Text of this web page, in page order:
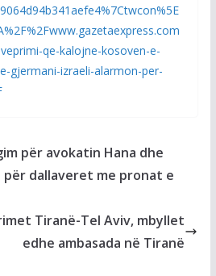
qe-kalojne-kosoven-e-
gjermani-izraeli-alarmon-per-
për avokatin Hana dhe
dallaveret me pronat e
Tiranë-Tel Aviv, mbyllet
edhe ambasada në Tiranë